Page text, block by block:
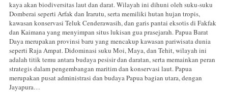
kaya akan biodiversitas laut dan darat. Wilayah ini dihuni oleh suku-suku
Domberai seperti Arfak dan Irarutu, serta memiliki hutan hujan tropis,
kawasan konservasi Teluk Cenderawasih, dan garis pantai eksotis di Fakfak
dan Kaimana yang menyimpan situs lukisan gua prasejarah. Papua Barat
Daya merupakan provinsi baru yang mencakup kawasan pariwisata dunia
seperti Raja Ampat. Didominasi suku Moi, Maya, dan Tehit, wilayah ini
adalah titik temu antara budaya pesisir dan daratan, serta memainkan peran
strategis dalam pengembangan maritim dan konservasi laut. Papua
merupakan pusat administrasi dan budaya Papua bagian utara, dengan
Jayapura…